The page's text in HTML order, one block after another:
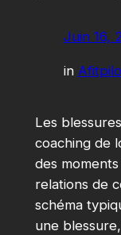
Juin 16,
in
Les
coaching de
des
relations de
schéma
une